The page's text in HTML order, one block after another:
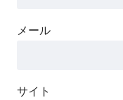
メール
サイト